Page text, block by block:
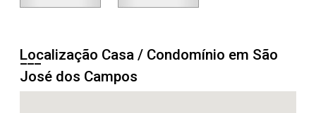
Localização Casa / Condomínio em São
José dos Campos